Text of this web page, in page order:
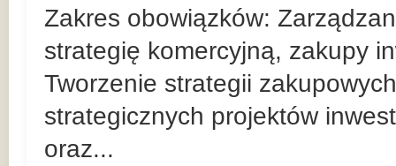
Zakres obowiązków:
strategię komercyjną, zakupy
Tworzenie strategii
strategicznych projektów
oraz...